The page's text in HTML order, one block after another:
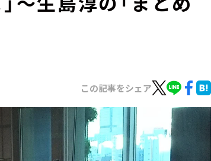
この記事をシェア